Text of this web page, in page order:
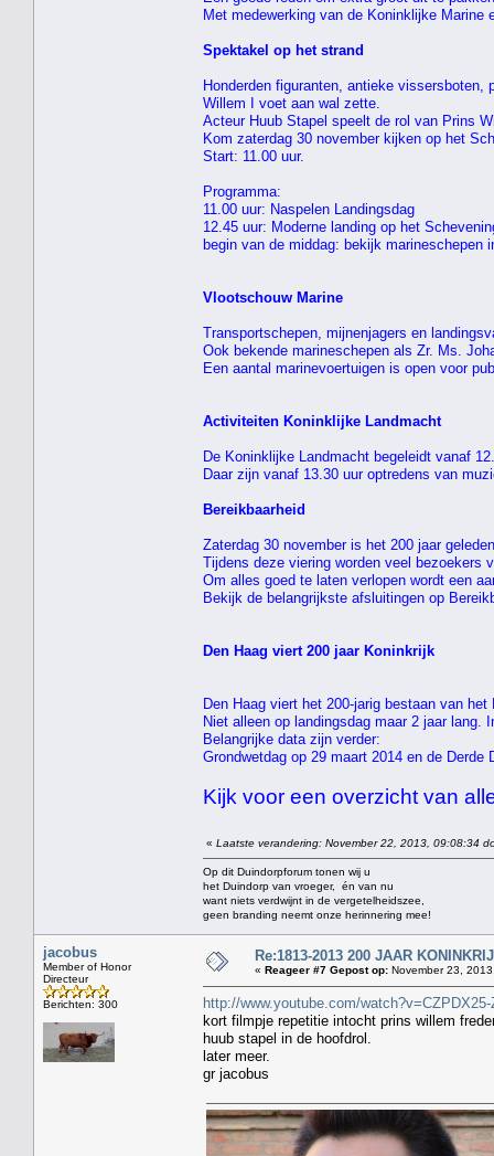
Met medewerking van de Koninklijke Marine
Spektakel op het strand
Honderden figuranten, antieke vissersboten,
Willem I voet aan wal zette.
Acteur Huub Stapel speelt de rol van Prins
Kom zaterdag 30 november kijken op het
Start: 11.00 uur.
Programma:
11.00 uur: Naspelen Landingsdag
12.45 uur: Moderne landing op het
begin van de middag: bekijk marineschepen
Vlootschouw Marine
Transportschepen, mijnenjagers en
Ook bekende marineschepen als Zr. Ms.
Een aantal marinevoertuigen is open voor
Activiteiten Koninklijke Landmacht
De Koninklijke Landmacht begeleidt vanaf
Daar zijn vanaf 13.30 uur optredens van
Bereikbaarheid
Zaterdag 30 november is het 200 jaar
Tijdens deze viering worden veel bezoekers
Om alles goed te laten verlopen wordt een
Bekijk de belangrijkste afsluitingen op
Den Haag viert 200 jaar Koninkrijk
Den Haag viert het 200-jarig bestaan van
Niet alleen op landingsdag maar 2 jaar
Belangrijke data zijn verder:
Grondwetdag op 29 maart 2014 en de Derde
Kijk voor een overzicht van
« Laatste verandering: November 22, 2013, 09:08:34
Op dit Duindorpforum tonen wij u
het Duindorp van vroeger, én van nu
want niets verdwijnt in de vergetelheidszee,
geen branding neemt onze herinnering mee!
jacobus
Member of Honor
Directeur
Berichten: 300
Re:1813-2013 200 JAAR
« Reageer #7 Gepost op: November 23,
http://www.youtube.com/watch?v=CZPDX25-
kort filmpje repetitie intocht prins willem
huub stapel in de hoofdrol.
later meer.
gr jacobus